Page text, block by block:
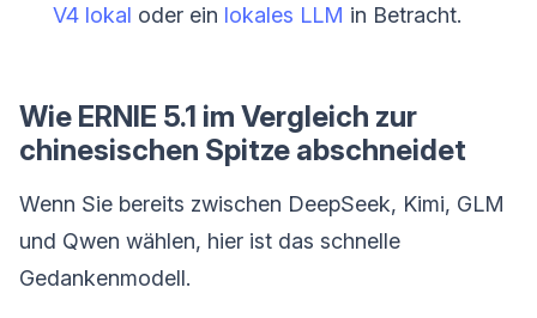
V4 lokal oder ein lokales LLM in Betracht.
Wie ERNIE 5.1 im Vergleich zur
chinesischen Spitze abschneidet
Wenn Sie bereits zwischen DeepSeek, Kimi, GLM
und Qwen wählen, hier ist das schnelle
Gedankenmodell.